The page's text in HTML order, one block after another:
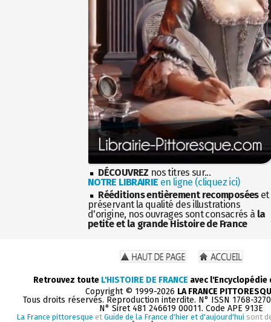
DÉCOUVREZ nos titres sur...
NOTRE LIBRAIRIE en ligne (cliquez ici)
Rééditions entièrement recomposéeset
préservant la qualité des illustrations
d'origine, nos ouvrages sont consacrés à la
petite et la grande Histoire de France
Retrouvez toute L'HISTOIRE DE FRANCE avec
Copyright © 1999-2026 LA FRANCE
Tous droits réservés. Reproduction interdite. N° ISSN 1768-
N° Siret 481 246619 00011. Code APE 913E
La France pittoresque et Guide de la France d'hier et d'aujourd'hui sont